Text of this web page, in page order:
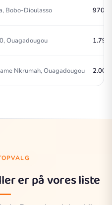
Bobo-Dioulasso 970 –
Ouagadougou 1.790
Nkrumah, Ouagadougou 2.000
er på vores liste